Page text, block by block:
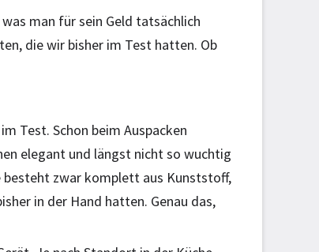
man für sein Geld tatsächlich
die wir bisher im Test hatten. Ob
Test. Schon beim Auspacken
elegant und längst nicht so wuchtig
besteht zwar komplett aus Kunststoff,
in der Hand hatten. Genau das,